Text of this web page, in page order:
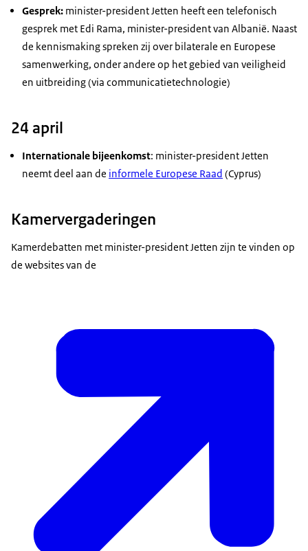
Gesprek: minister-president Jetten heeft een telefonisch
gesprek met Edi Rama, minister-president van Albanië. Naast
de kennismaking spreken zij over bilaterale en Europese
samenwerking, onder andere op het gebied van veiligheid
en uitbreiding (via communicatietechnologie)
24 april
Internationale bijeenkomst: minister-president Jetten
neemt deel aan de informele Europese Raad (Cyprus)
Kamervergaderingen
Kamerdebatten met minister-president Jetten zijn te vinden op
de websites van de